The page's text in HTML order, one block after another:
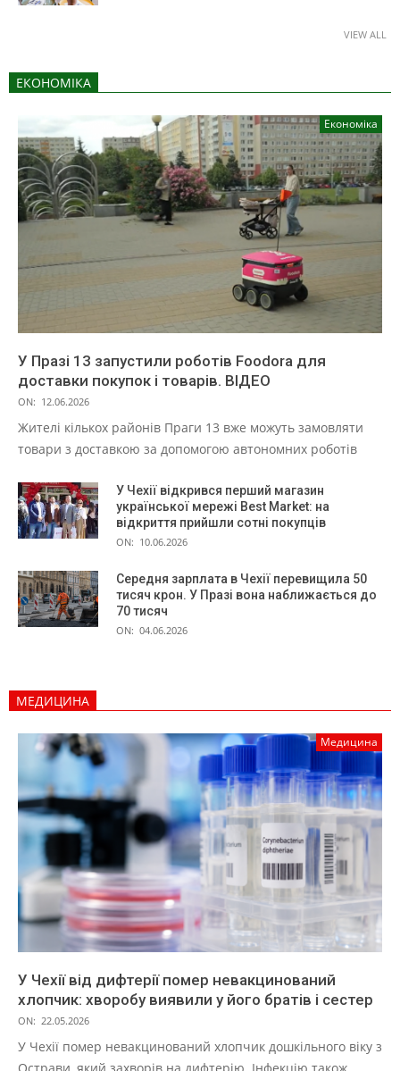
VIEW ALL
ЕКОНОМІКА
Економіка
У Празі 13 запустили роботів Foodora для
доставки покупок і товарів. ВІДЕО
ON: 12.06.2026
Жителі кількох районів Праги 13 вже можуть замовляти
товари з доставкою за допомогою автономних роботів
У Чехії відкрився перший магазин
української мережі Best Market: на
відкриття прийшли сотні покупців
ON: 10.06.2026
Середня зарплата в Чехії перевищила 50
тисяч крон. У Празі вона наближається до
70 тисяч
ON: 04.06.2026
МЕДИЦИНА
Медицина
У Чехії від дифтерії помер невакцинований
хлопчик: хворобу виявили у його братів і сестер
ON: 22.05.2026
У Чехії помер невакцинований хлопчик дошкільного віку з